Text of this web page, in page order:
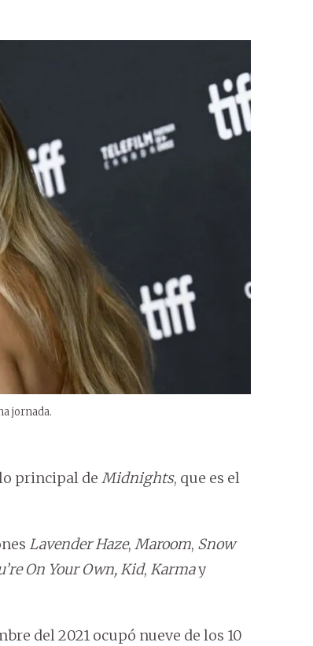
jornada.
principal de Midnights, que es el
Lavender Haze, Maroom, Snow
On Your Own, Kid, Karmay
del 2021 ocupó nueve de los 10